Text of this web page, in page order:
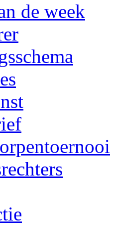
de week